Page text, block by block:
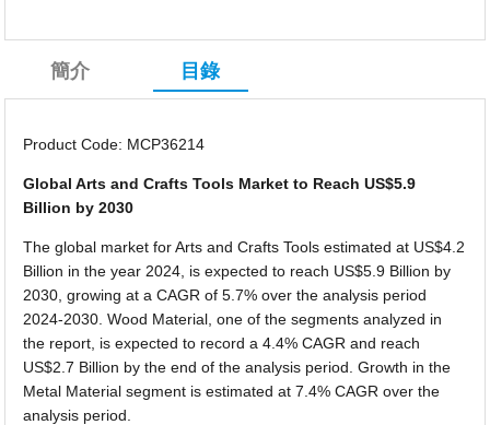
簡介 目錄
Product Code: MCP36214
Global Arts and Crafts Tools Market to Reach US$5.9
Billion by 2030
The global market for Arts and Crafts Tools estimated at US$4.2
Billion in the year 2024, is expected to reach US$5.9 Billion by
2030, growing at a CAGR of 5.7% over the analysis period
2024-2030. Wood Material, one of the segments analyzed in
the report, is expected to record a 4.4% CAGR and reach
US$2.7 Billion by the end of the analysis period. Growth in the
Metal Material segment is estimated at 7.4% CAGR over the
analysis period.